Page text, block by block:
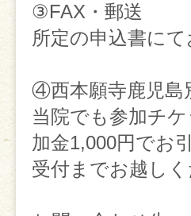
③FAX・郵送
所定の申込書に
④西本願寺鹿児島
当院でも参加チ
加金1,000円でお
受付までお越しく